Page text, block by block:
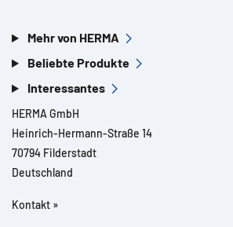
Mehr von HERMA
Beliebte Produkte
Interessantes
HERMA GmbH
Heinrich-Hermann-Straße 14
70794 Filderstadt
Deutschland
Kontakt »